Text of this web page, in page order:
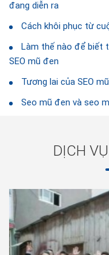
đang diễn ra
Cách khôi phục từ
Làm thế nào để biết
SEO mũ đen
Tương lai của SEO
Seo mũ đen và seo
DỊCH